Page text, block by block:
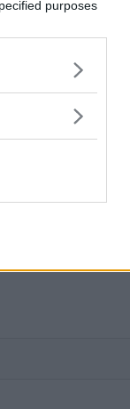
purposes